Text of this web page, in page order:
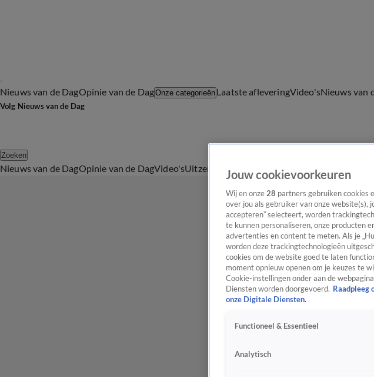
Nieuws van de DagOpinie van de DagOnze categorieën Laatste afleveringVideo'sNieuws van
Volg Nieuws van de Dag
Zoeken
Nieuws van de DagOpinie van de DagVideo'sUitzendingen Panel Contact
Jouw cookievoorkeuren
Wij en onze 28 partners gebruiken cookies
over jou als gebruiker van onze website(s),
accepteren” selecteert, worden
te kunnen personaliseren, onze producten
advertenties en content te meten. Als je
worden deze trackingtechnologieën
cookies om de website goed te laten
moment opnieuw openen om je keuzes te
Cookie-instellingen onder aan de
Diensten worden doorgevoerd. Raadpleeg
onze Digitale Diensten.
Functioneel & Essentieel
Analytisch